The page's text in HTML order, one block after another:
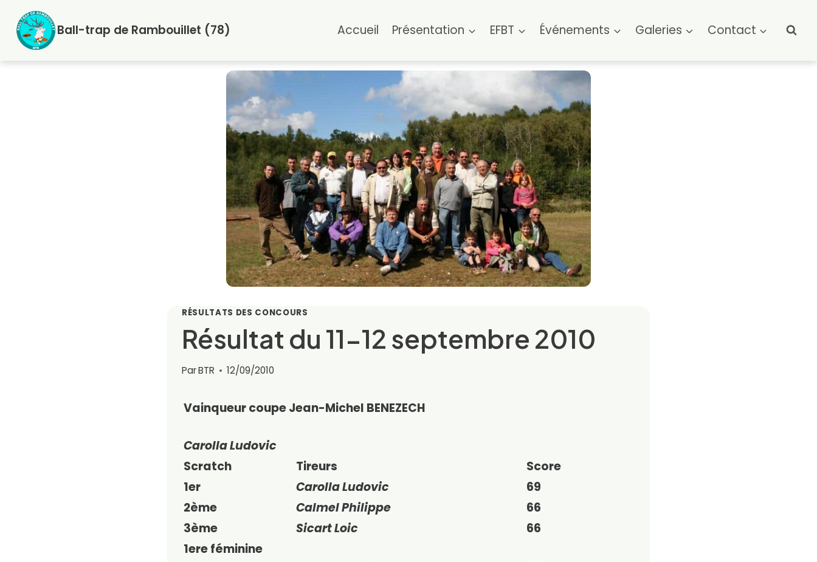
contenu
Ball-trap de Rambouillet (78) Accueil Présentation EFBT Événements Galeries Contact
RÉSULTATS DES CONCOURS
Résultat du 11-12 septembre 2010
ParBTR 12/09/2010
Vainqueur coupe Jean-Michel BENEZECH
Carolla Ludovic
Scratch
Tireurs
Score
1er
Carolla Ludovic
69
2ème
Calmel Philippe
66
3ème
Sicart Loic
66
1ere féminine